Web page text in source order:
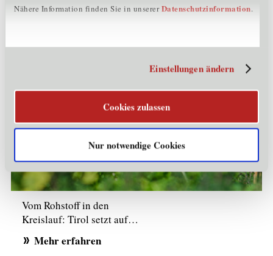
Nähere Information finden Sie in unsererDatenschutzinformation.
Einstellungen ändern
Cookies zulassen
Nur notwendige Cookies
Vom Rohstoff in den
Kreislauf: Tirol setzt auf…
Mehr erfahren